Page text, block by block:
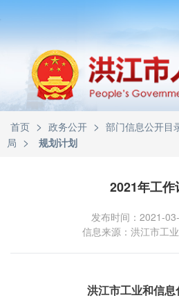
首页 > 政务公开 > 部门信息公开目
局 > 规划计划
2021年工作
发布时间：2021-
信息来源：洪江市工
洪江市工业和信